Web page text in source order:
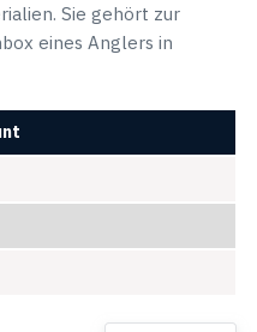
Sie gehört zur
eines Anglers in